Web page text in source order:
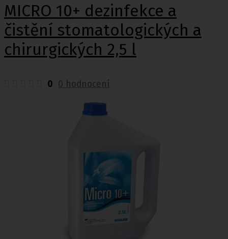
MICRO 10+ dezinfekce a
čistění stomatologických a
chirurgických 2,5 l
0 0 hodnocení